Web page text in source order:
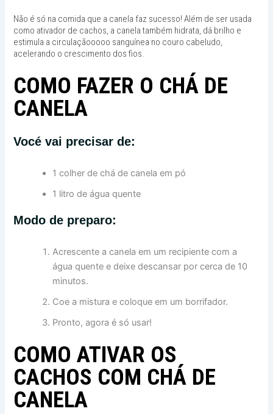
Não é só na comida que a canela faz sucesso! Além de ser usada
como ativador de cachos, a canela também hidrata, dá brilho e
estimula a circulaçãooooo sanguínea no couro cabeludo,
acelerando o crescimento dos fios.
COMO FAZER O CHÁ DE
CANELA
Vocé vai precisar de:
1 colher de chá de canela em pó
1 litro de água quente
Modo de preparo:
Acrescente a canela em um recipiente com a
água quente e deixe descansar por cerca de 10
minutos.
Coe a mistura e coloque em um borrifador.
Pronto, agora é só usar!
COMO ATIVAR OS
CACHOS COM CHÁ DE
CANELA